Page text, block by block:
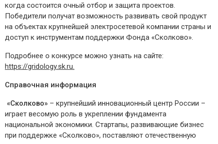
когда состоится очный отбор и защита проектов.
Победители получат возможность развивать свой продукт
на объектах крупнейшей электросетевой компании страны и
доступ к инструментам поддержки Фонда «Сколково».
Подробнее о конкурсе можно узнать на сайте:
https://gridology.sk.ru.
Справочная информация
«Сколково» – крупнейший инновационный центр России –
играет весомую роль в укреплении фундамента
национальной экономики. Стартапы, развивающие бизнес
при поддержке «Сколково», поставляют отечественную